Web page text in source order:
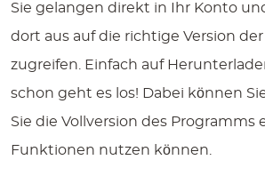
Sie gelangen direkt in Ihr Konto
dort aus auf die richtige Version
zugreifen. Einfach auf
schon geht es los! Dabei können
Sie die Vollversion des Programms
Funktionen nutzen können.